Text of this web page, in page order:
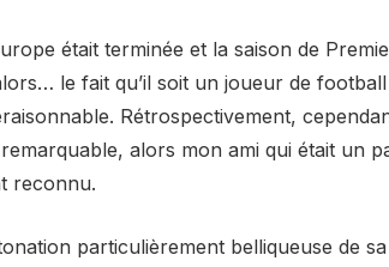
était terminée et la saison de
le fait qu’il soit un joueur de
Rétrospectivement,
remarquable, alors mon ami qui était un
reconnu.
particulièrement belliqueuse de